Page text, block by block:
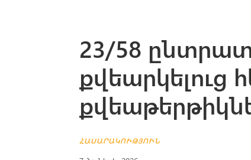
23/58
քվեարկելուց
ՀԱՍԱՐԱԿՈՒԹՅՈՒՆ